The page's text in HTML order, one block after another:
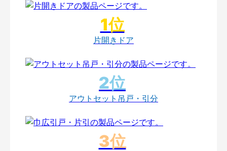
片開きドア
アウトセット吊戸・引分